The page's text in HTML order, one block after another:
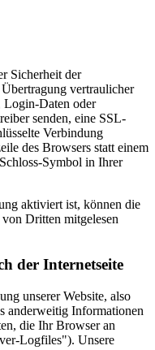
Sicherheit der
vertraulicher
Login-Daten oder
senden, eine SSL-
Verbindung
des Browsers statt einem
Symbol in Ihrer
aktiviert ist, können die
Dritten mitgelesen
der Internetseite
unserer Website, also
anderweitig Informationen
die Ihr Browser an
Logfiles"). Unsere